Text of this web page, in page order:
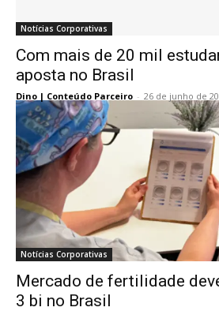
Notícias Corporativas
Com mais de 20 mil
aposta no Brasil
Dino | Conteúdo Parceiro - 26 de junho de
Notícias Corporativas
Mercado de fertilidade
3 bi no Brasil